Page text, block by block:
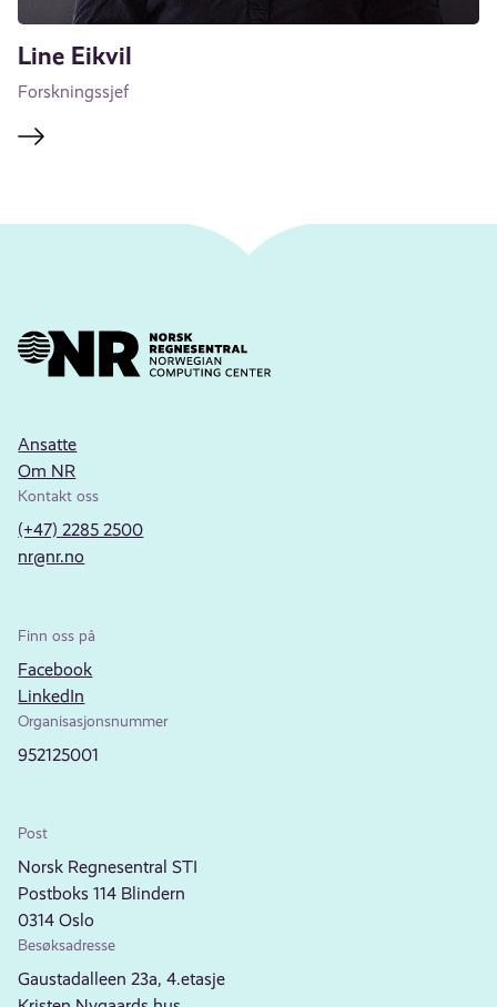
Line Eikvil
Forskningssjef
Ansatte
Om NR
Kontakt oss
(+47) 2285 2500
nr@nr.no
Finn oss på
Facebook
LinkedIn
Organisasjonsnummer
952125001
Post
Norsk Regnesentral STI
Postboks 114 Blindern
0314 Oslo
Besøksadresse
Gaustadalleen 23a, 4.etasje